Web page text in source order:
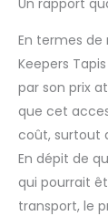
En termes de
Keepers
par son prix
que cet
coût, surtout
En dépit de
qui pourrait
transport, le